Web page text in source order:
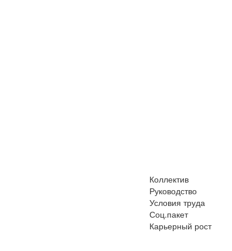
Коллектив
Руководство
Условия труда
Соц.пакет
Карьерный рост